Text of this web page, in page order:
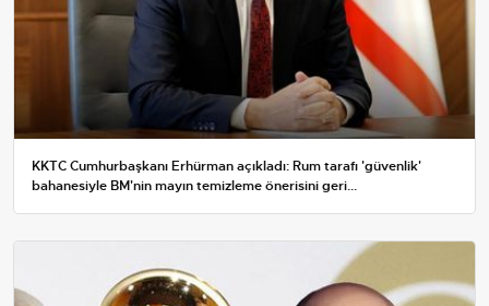
KKTC Cumhurbaşkanı Erhürman açıkladı: Rum tarafı 'güvenlik'
bahanesiyle BM'nin mayın temizleme önerisini geri...